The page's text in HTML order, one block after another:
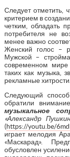
Следует отметить,
критерием в
четким, обладать
потребителя не
менее важно
Женский голос –
Мужской –
современном мире
таких как музыка,
рекламные хитрости.
Следующий
обратили
музыкальное
«Александр
(https://youtu.be/
играет мелодия
«Маскарад».
обусловлен